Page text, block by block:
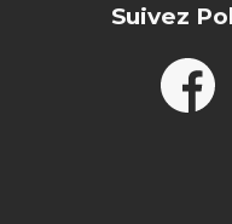
Suivez